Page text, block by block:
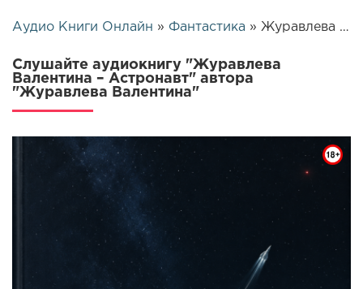
Аудио Книги Онлайн » Фантастика » Журавлева Валентина – Астронавт | 26200
Слушайте аудиокнигу "Журавлева
Валентина – Астронавт" автора
"Журавлева Валентина"